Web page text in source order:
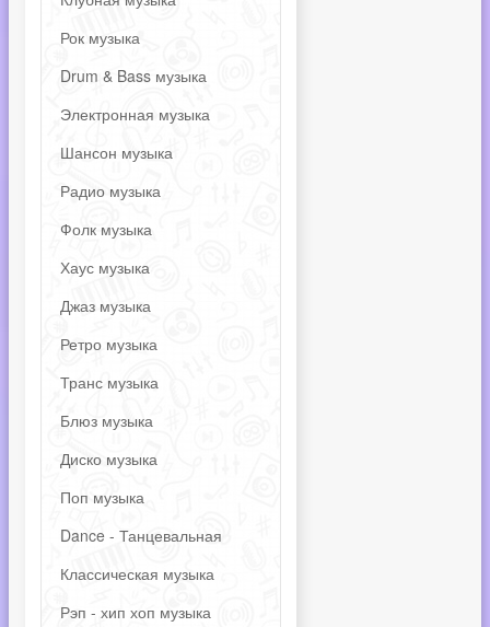
Рок музыка
Drum & Bass музыка
Электронная музыка
Шансон музыка
Радио музыка
Фолк музыка
Хаус музыка
Джаз музыка
Ретро музыка
Транс музыка
Блюз музыка
Диско музыка
Поп музыка
Dance - Танцевальная
Классическая музыка
Рэп - хип хоп музыка